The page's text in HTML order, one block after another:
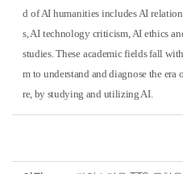
d of AI humanities includes AI
s, AI technology criticism, AI ethics
studies. These academic fields fall
m to understand and diagnose the
re, by studying and utilizing AI.